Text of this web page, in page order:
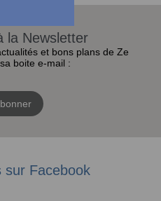
la Newsletter
et bons plans de Ze
boite e-mail :
sur Facebook